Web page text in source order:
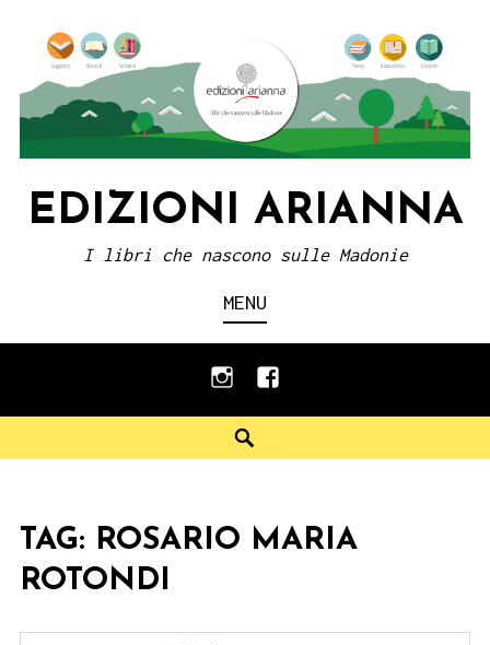
content
EDIZIONI ARIANNA
I libri che nascono sulle Madonie
MENU
instagramfacebook
TAG: ROSARIO MARIA
ROTONDI